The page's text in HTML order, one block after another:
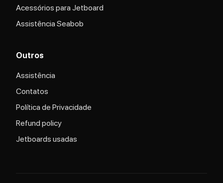
Acessórios para Jetboard
Assistência Seabob
Outros
Assistência
Contatos
Política de Privacidade
Refund policy
Jetboards usadas